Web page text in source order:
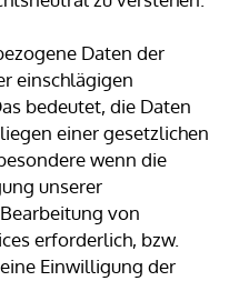
Daten der
einschlägigen
bedeutet, die Daten
einer gesetzlichen
wenn die
unserer
von
erforderlich, bzw.
Einwilligung der